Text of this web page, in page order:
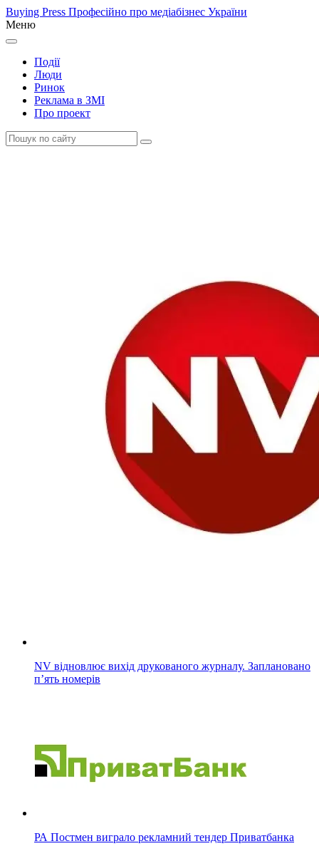
Buying Press Професійно про медіабізнес України
Меню
Події
Люди
Ринок
Реклама в ЗМІ
Про проект
NV відновлює вихід друкованого журналу. Заплановано
п’ять номерів
РА Постмен виграло рекламний тендер Приватбанка